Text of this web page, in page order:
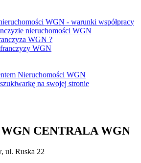
WGN - warunki współpracy
nieruchomości WGN
WGN ?
WGN
Nieruchomości WGN
na swojej stronie
CENTRALA WGN
ul. Ruska 22